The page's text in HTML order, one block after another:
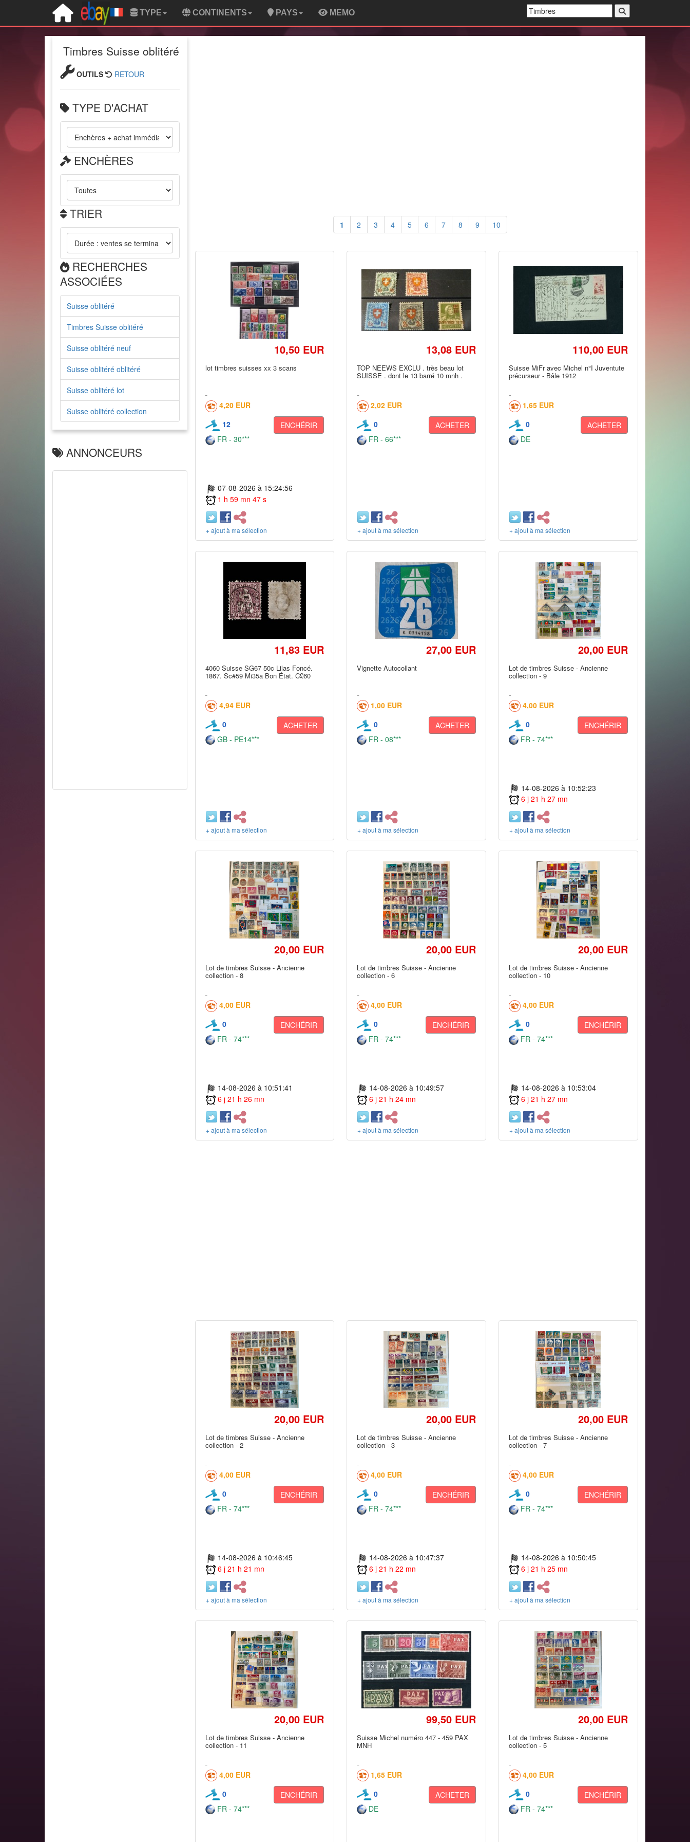
TYPE CONTINENTS PAYS MEMO
Timbres Suisse oblitéré
OUTILS RETOUR
TYPE D'ACHAT
ENCHÈRES
TRIER
RECHERCHES
ASSOCIÉES
Suisse oblitéré
Timbres Suisse oblitéré
Suisse oblitéré neuf
Suisse oblitéré oblitéré
Suisse oblitéré lot
Suisse oblitéré collection
ANNONCEURS
1 2 3 4 5 6 7 8 9 10
10,50 EUR
lot timbres suisses xx 3 scans
4,20 EUR
12
ENCHÉRIR
FR - 30***
07-08-2026 à 15:24:56
1 h 59 mn 47 s
+ ajout à ma sélection
13,08 EUR
TOP NEEWS EXCLU . très beau lot
SUISSE . dont le 13 barré 10 mnh .
2,02 EUR
0
ACHETER
FR - 66***
+ ajout à ma sélection
110,00 EUR
Suisse MiFr avec Michel n°I Juventute
précurseur - Bâle 1912
1,65 EUR
0
ACHETER
DE
+ ajout à ma sélection
11,83 EUR
4060 Suisse SG67 50c Lilas Foncé.
1867. Sc#59 Mi35a Bon État. C£60
4,94 EUR
0
ACHETER
GB - PE14***
+ ajout à ma sélection
27,00 EUR
Vignette Autocollant
1,00 EUR
0
ACHETER
FR - 08***
+ ajout à ma sélection
20,00 EUR
Lot de timbres Suisse - Ancienne
collection - 9
4,00 EUR
0
ENCHÉRIR
FR - 74***
14-08-2026 à 10:52:23
6 j 21 h 27 mn
+ ajout à ma sélection
20,00 EUR
Lot de timbres Suisse - Ancienne
collection - 8
4,00 EUR
0
ENCHÉRIR
FR - 74***
14-08-2026 à 10:51:41
6 j 21 h 26 mn
+ ajout à ma sélection
20,00 EUR
Lot de timbres Suisse - Ancienne
collection - 6
4,00 EUR
0
ENCHÉRIR
FR - 74***
14-08-2026 à 10:49:57
6 j 21 h 24 mn
+ ajout à ma sélection
20,00 EUR
Lot de timbres Suisse - Ancienne
collection - 10
4,00 EUR
0
ENCHÉRIR
FR - 74***
14-08-2026 à 10:53:04
6 j 21 h 27 mn
+ ajout à ma sélection
20,00 EUR
Lot de timbres Suisse - Ancienne
collection - 2
4,00 EUR
0
ENCHÉRIR
FR - 74***
14-08-2026 à 10:46:45
6 j 21 h 21 mn
+ ajout à ma sélection
20,00 EUR
Lot de timbres Suisse - Ancienne
collection - 3
4,00 EUR
0
ENCHÉRIR
FR - 74***
14-08-2026 à 10:47:37
6 j 21 h 22 mn
+ ajout à ma sélection
20,00 EUR
Lot de timbres Suisse - Ancienne
collection - 7
4,00 EUR
0
ENCHÉRIR
FR - 74***
14-08-2026 à 10:50:45
6 j 21 h 25 mn
+ ajout à ma sélection
20,00 EUR
Lot de timbres Suisse - Ancienne
collection - 11
4,00 EUR
0
ENCHÉRIR
FR - 74***
99,50 EUR
Suisse Michel numéro 447 - 459 PAX
MNH
1,65 EUR
0
ACHETER
DE
20,00 EUR
Lot de timbres Suisse - Ancienne
collection - 5
4,00 EUR
0
ENCHÉRIR
FR - 74***